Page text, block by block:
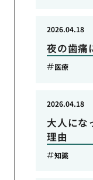
夜の歯痛
2026.04.18
医療
大人にな
理由
2026.04.18
知識